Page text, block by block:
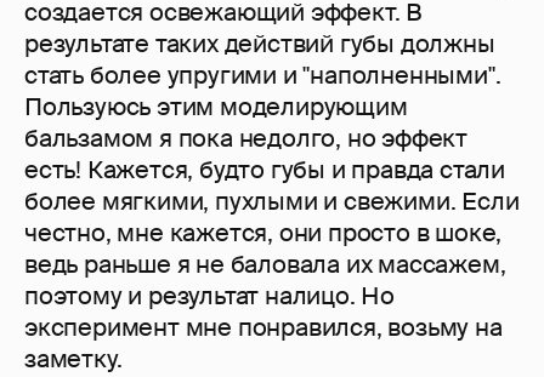
создается освежающий эффект. В
результате таких действий губы должны
стать более упругими и "наполненными".
Пользуюсь этим моделирующим
бальзамом я пока недолго, но эффект
есть! Кажется, будто губы и правда стали
более мягкими, пухлыми и свежими. Если
честно, мне кажется, они просто в шоке,
ведь раньше я не баловала их массажем,
поэтому и результат налицо. Но
эксперимент мне понравился, возьму на
заметку.